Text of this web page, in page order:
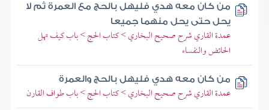
من كان معه هدي فليهل بالحج مع العمرة ثم لا
يحل حتى يحل منهما جميعا
عمدة القاري شرح صحيح البخاري > كتاب الحج > باب كيف تهل
الحائض والنفساء
من كان معه هدي فليهل بالحج والعمرة
عمدة القاري شرح صحيح البخاري > كتاب الحج > باب طواف القارن